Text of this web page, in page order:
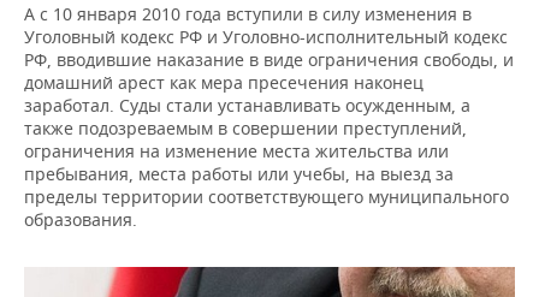
А с 10 января 2010 года вступили в силу изменения в
Уголовный кодекс РФ и Уголовно-исполнительный кодекс
РФ, вводившие наказание в виде ограничения свободы, и
домашний арест как мера пресечения наконец
заработал. Суды стали устанавливать осужденным, а
также подозреваемым в совершении преступлений,
ограничения на изменение места жительства или
пребывания, места работы или учебы, на выезд за
пределы территории соответствующего муниципального
образования.